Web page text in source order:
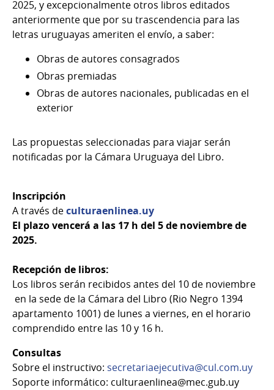
2025, y excepcionalmente otros libros editados
anteriormente que por su trascendencia para las
letras uruguayas ameriten el envío, a saber:
Obras de autores consagrados
Obras premiadas
Obras de autores nacionales, publicadas en el
exterior
Las propuestas seleccionadas para viajar serán
notificadas por la Cámara Uruguaya del Libro.
Inscripción
A través deculturaenlinea.uy
El plazo vencerá a las 17 h del 5 de noviembre de
2025.
Recepción de libros:
Los libros serán recibidos antes del 10 de noviembre
en la sede de la Cámara del Libro (Rio Negro 1394
apartamento 1001) de lunes a viernes, en el horario
comprendido entre las 10 y 16 h.
Consultas
Sobre el instructivo: secretariaejecutiva@cul.com.uy
Soporte informático: culturaenlinea@mec.gub.uy